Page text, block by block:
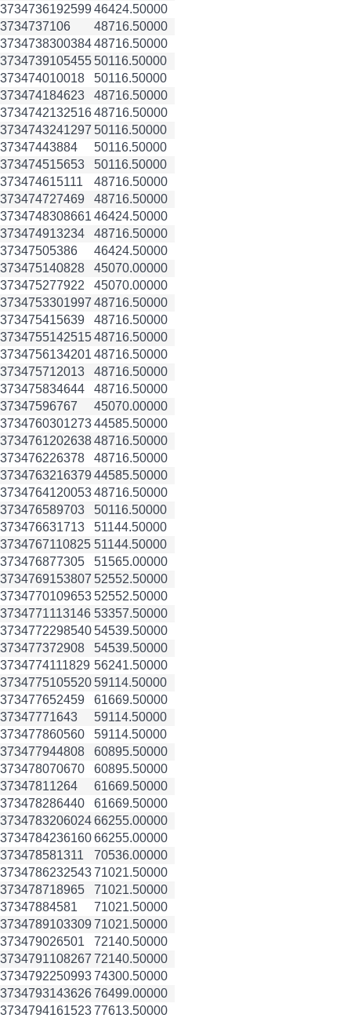
373473619259946424.50000
3734737106
48716.50000
373473830038448716.50000
3734739105455 50116.50000
373474010018
50116.50000
373474184623
48716.50000
373474213251648716.50000
3734743241297 50116.50000
37347443884
50116.50000
373474515653
50116.50000
373474615111
48716.50000
373474727469
48716.50000
3734748308661 46424.50000
373474913234
48716.50000
37347505386
46424.50000
373475140828
45070.00000
373475277922
45070.00000
3734753301997 48716.50000
373475415639
48716.50000
373475514251548716.50000
3734756134201 48716.50000
373475712013
48716.50000
373475834644
48716.50000
37347596767
45070.00000
373476030127344585.50000
373476120263848716.50000
373476226378
48716.50000
3734763216379 44585.50000
373476412005348716.50000
373476589703
50116.50000
373476631713
51144.50000
3734767110825 51144.50000
373476877305
51565.00000
3734769153807 52552.50000
373477010965352552.50000
3734771113146 53357.50000
373477229854054539.50000
373477372908
54539.50000
3734774111829 56241.50000
3734775105520 59114.50000
373477652459
61669.50000
37347771643
59114.50000
373477860560
59114.50000
373477944808
60895.50000
373478070670
60895.50000
37347811264
61669.50000
373478286440
61669.50000
373478320602466255.00000
373478423616066255.00000
373478581311
70536.00000
373478623254371021.50000
373478718965
71021.50000
37347884581
71021.50000
3734789103309 71021.50000
373479026501
72140.50000
3734791108267 72140.50000
373479225099374300.50000
373479314362676499.00000
373479416152377613.50000